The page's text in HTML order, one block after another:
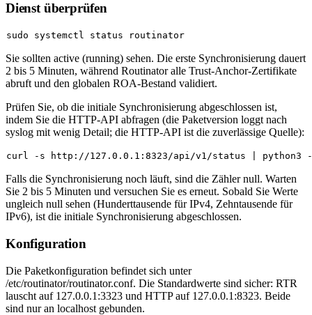
Dienst überprüfen
sudo
Sie sollten active (running) sehen. Die erste Synchronisierung dauert
2 bis 5 Minuten, während Routinator alle Trust-Anchor-Zertifikate
abruft und den globalen ROA-Bestand validiert.
Prüfen Sie, ob die initiale Synchronisierung abgeschlossen ist,
indem Sie die HTTP-API abfragen (die Paketversion loggt nach
syslog mit wenig Detail; die HTTP-API ist die zuverlässige Quelle):
curl -s http://127.0.0.1:8323/api/v1/status | python3
Falls die Synchronisierung noch läuft, sind die Zähler null. Warten
Sie 2 bis 5 Minuten und versuchen Sie es erneut. Sobald Sie Werte
ungleich null sehen (Hunderttausende für IPv4, Zehntausende für
IPv6), ist die initiale Synchronisierung abgeschlossen.
Konfiguration
Die Paketkonfiguration befindet sich unter
/etc/routinator/routinator.conf. Die Standardwerte sind sicher: RTR
lauscht auf 127.0.0.1:3323 und HTTP auf 127.0.0.1:8323. Beide
sind nur an localhost gebunden.